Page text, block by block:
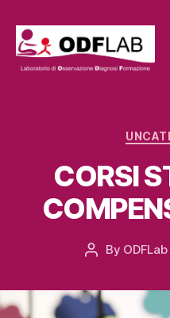
CORSI
Post
By ODFLab